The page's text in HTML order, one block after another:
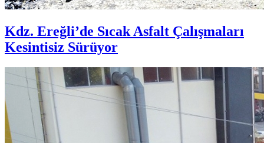
Kdz. Ereğli’de Sıcak Asfalt Çalışmaları
Kesintisiz Sürüyor